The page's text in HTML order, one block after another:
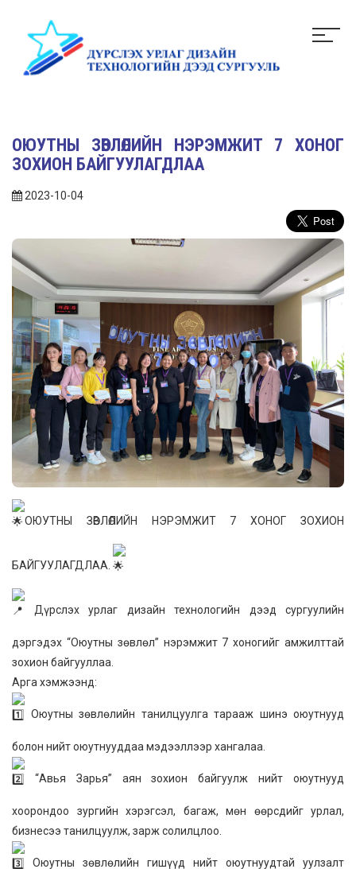
ОЮУТНЫ ЗӨВЛӨЛИЙН НЭРЭМЖИТ 7 ХОНОГ
ЗОХИОН БАЙГУУЛАГДЛАА
2023-10-04
ОЮУТНЫ ЗӨВЛӨЛИЙН НЭРЭМЖИТ 7 ХОНОГ ЗОХИОН
БАЙГУУЛАГДЛАА.
Дүрслэх урлаг дизайн технологийн дээд сургуулийн
дэргэдэх “Оюутны зөвлөл” нэрэмжит 7 хоногийг амжилттай
зохион байгууллаа.
Арга хэмжээнд:
Оюутны зөвлөлийн танилцуулга тарааж шинэ оюутнууд
болон нийт оюутнууддаа мэдээллээр хангалаа.
“Авья Зарья” аян зохион байгуулж нийт оюутнууд
хоорондоо зургийн хэрэгсэл, багаж, мөн өөрсдийг урлал,
бизнесээ танилцуулж, зарж солилцлоо.
Оюутны зөвлөлийн гишүүд нийт оюутнуудтай уулзалт